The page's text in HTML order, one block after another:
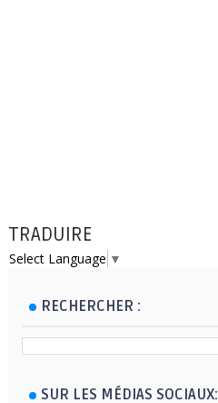
TRADUIRE
Select Language ▼
RECHERCHER :
SUR LES MÉDIAS SOCIAUX: